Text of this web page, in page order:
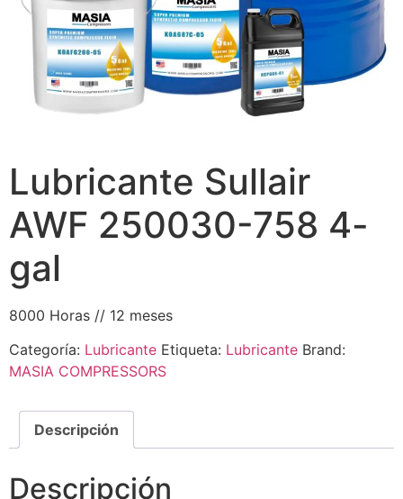
Lubricante Sullair
AWF 250030-758 4-
gal
8000 Horas // 12 meses
Categoría: Lubricante Etiqueta: Lubricante Brand:
MASIA COMPRESSORS
Descripción
Descripción